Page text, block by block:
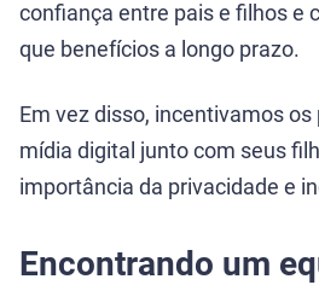
confiança entre pais e filhos e
que benefícios a longo prazo.
Em vez disso, incentivamos os
mídia digital junto com seus
importância da privacidade e
Encontrando um